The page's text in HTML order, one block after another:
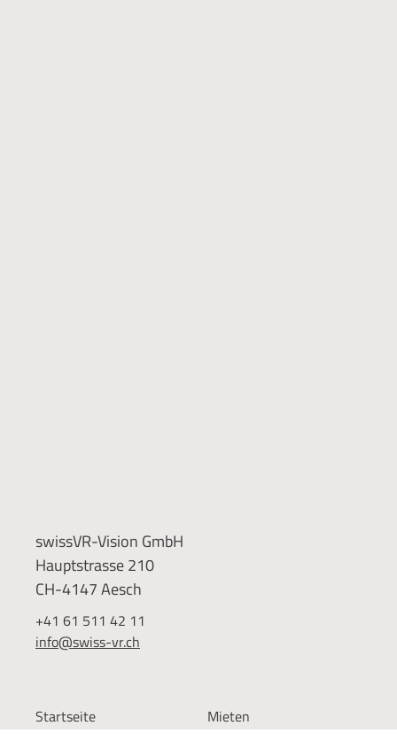
Startseite
Mieten
swissVR-Vision GmbH
Hauptstrasse 210
CH-4147 Aesch
+41 61 511 42 11
info@swiss-vr.ch